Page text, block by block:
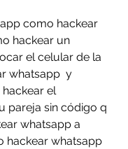
como hackear
hackear un
el celular de la
whatsapp  y
el
pareja sin código q
whatsapp a
hackear whatsapp